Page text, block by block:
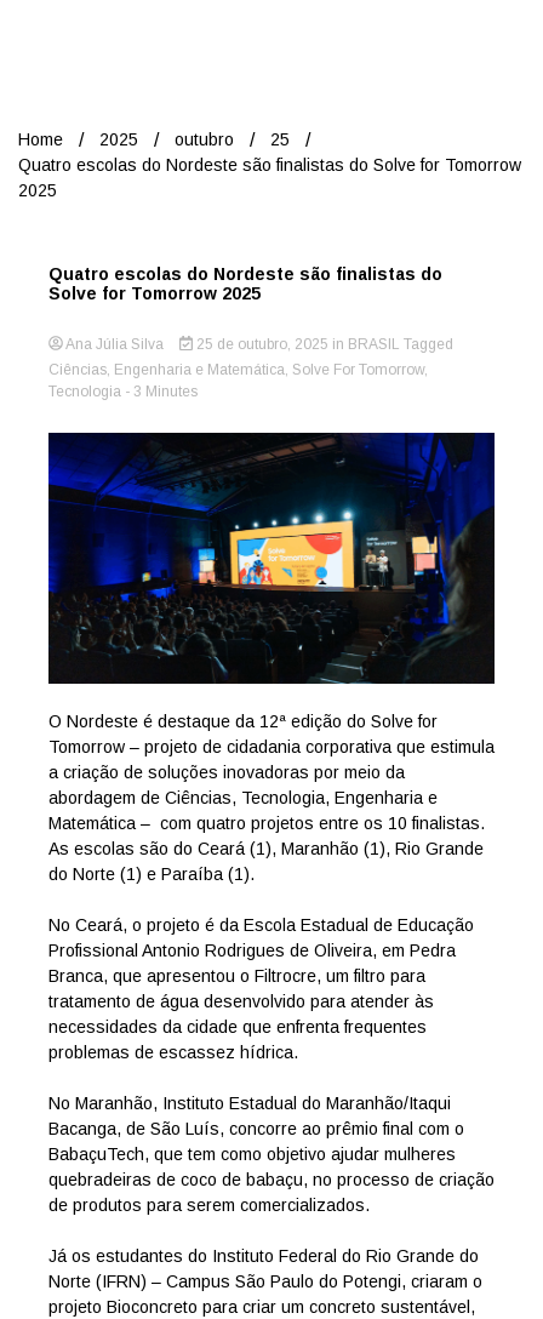
Home 2025 outubro
25
Quatro escolas do Nordeste são finalistas do Solve for Tomorrow
2025
Quatro escolas do Nordeste são finalistas do
Solve for Tomorrow 2025
Ana Júlia Silva 25 de outubro, 2025 in BRASIL Tagged
Ciências Engenharia e Matemática Solve For Tomorrow,
Tecnologia - 3 Minutes
O Nordeste é destaque da 12ª edição do Solve for
Tomorrow – projeto de cidadania corporativa que estimula
a criação de soluções inovadoras por meio da
abordagem de Ciências, Tecnologia, Engenharia e
Matemática – com quatro projetos entre os 10 finalistas.
As escolas são do Ceará (1), Maranhão (1), Rio Grande
do Norte (1) e Paraíba (1).
No Ceará, o projeto é da Escola Estadual de Educação
Profissional Antonio Rodrigues de Oliveira, em Pedra
Branca, que apresentou o Filtrocre, um filtro para
tratamento de água desenvolvido para atender às
necessidades da cidade que enfrenta frequentes
problemas de escassez hídrica.
No Maranhão, Instituto Estadual do Maranhão/Itaqui
Bacanga, de São Luís, concorre ao prêmio final com o
BabaçuTech, que tem como objetivo ajudar mulheres
quebradeiras de coco de babaçu, no processo de criação
de produtos para serem comercializados.
Já os estudantes do Instituto Federal do Rio Grande do
Norte (IFRN) – Campus São Paulo do Potengi, criaram o
projeto Bioconcreto para criar um concreto sustentável,